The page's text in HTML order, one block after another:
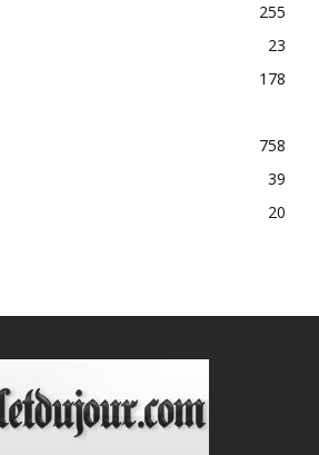
255
23
178
758
39
20